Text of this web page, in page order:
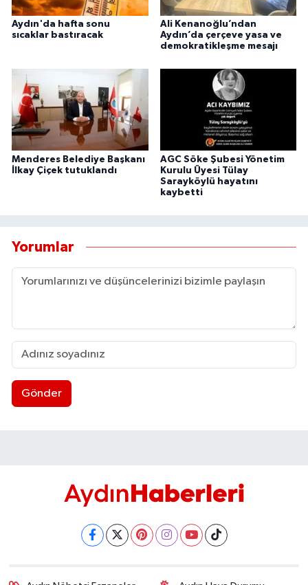
Aydın'da hafta sonu
sıcaklar bastıracak
Ali Kenanoğlu’ndan
Aydın’da çerçeve yasa ve
demokratikleşme mesajı
Menderes Belediye Başkanı
İlkay Çiçek tutuklandı
AGC Söke Şubesi Yönetim
Kurulu Üyesi Tülay
Sarayköylü hayatını
kaybetti
Yorumlar
Gönder